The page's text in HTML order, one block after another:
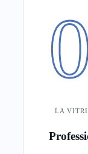
LA